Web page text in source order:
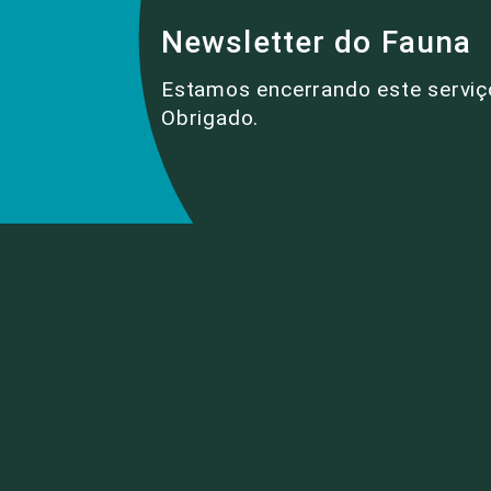
Newsletter do Fauna
Estamos encerrando este
Obrigado.